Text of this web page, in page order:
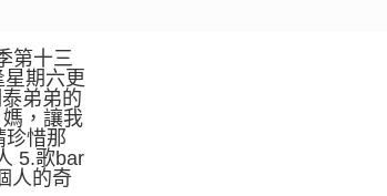
第十三
期六更
弟弟的
，讓我
珍惜那
5.歌bar
人的奇